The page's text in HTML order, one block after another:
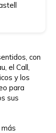
con
el Call,
y los
para
sus